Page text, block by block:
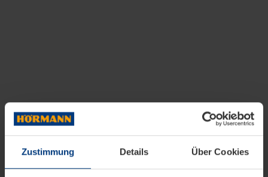
Zustimmung Details Über Cookies